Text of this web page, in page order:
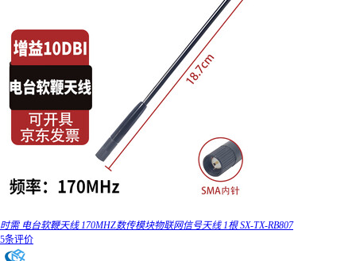
时需 电台软鞭天线 170MHZ数传模块物联网信号天线 1根 SX-TX-RB807
5条评价